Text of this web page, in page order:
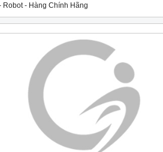
Robot - Hàng Chính Hãng